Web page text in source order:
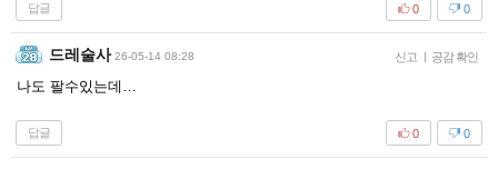
답글 0
0
드레술사 26-05-14 08:28 신고 | 공감 확인
나도 팔수있는데…
답글 0
0